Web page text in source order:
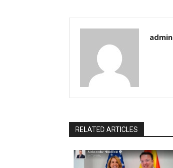
admin
RELATED ARTICLES